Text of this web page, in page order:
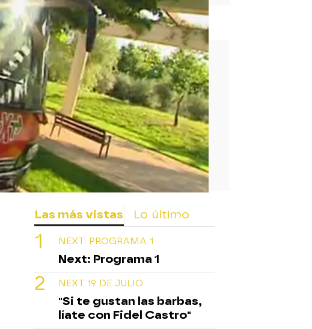
Flipboard
Las más vistas Lo último
NEXT: PROGRAMA 1
Next: Programa 1
NEXT 19 DE JULIO
"Si te gustan las barbas,
líate con Fidel Castro"